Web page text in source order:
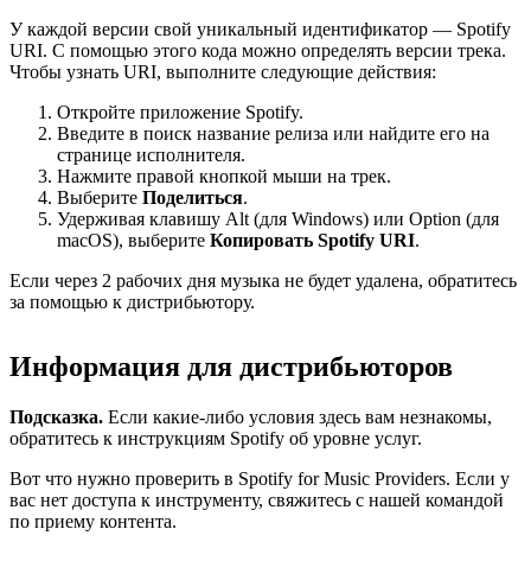
У каждой версии свой уникальный идентификатор — Spotify
URI. С помощью этого кода можно определять версии трека.
Чтобы узнать URI, выполните следующие действия:
Откройте приложение Spotify.
Введите в поиск название релиза или найдите его на
странице исполнителя.
Нажмите правой кнопкой мыши на трек.
Выберите Поделиться.
Удерживая клавишу Alt (для Windows) или Option (для
macOS), выберите Копировать Spotify URI.
Если через 2 рабочих дня музыка не будет удалена, обратитесь
за помощью к дистрибьютору.
Информация для дистрибьюторов
Подсказка. Если какие-либо условия здесь вам незнакомы,
обратитесь к инструкциям Spotify об уровне услуг.
Вот что нужно проверить в Spotify for Music Providers. Если у
вас нет доступа к инструменту, свяжитесь с нашей командой
по приему контента.